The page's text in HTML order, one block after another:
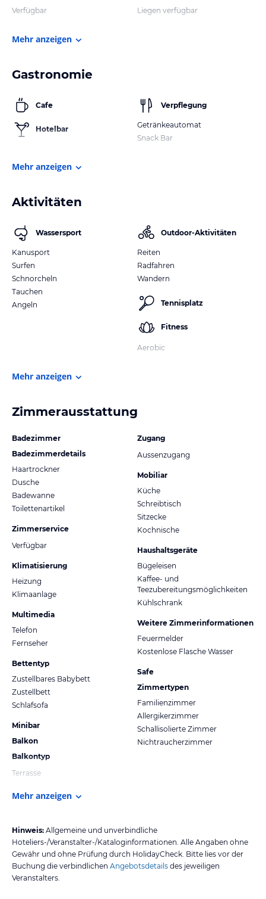
Verfügbar Liegen verfügbar
Mehr anzeigen
Gastronomie
Cafe
Hotelbar
Verpflegung
Getränkeautomat
Snack Bar
Mehr anzeigen
Aktivitäten
Wassersport
Kanusport
Surfen
Schnorcheln
Tauchen
Angeln
Outdoor-Aktivitäten
Reiten
Radfahren
Wandern
Tennisplatz
Fitness
Aerobic
Mehr anzeigen
Zimmerausstattung
Badezimmer
Badezimmerdetails
Haartrockner
Dusche
Badewanne
Toilettenartikel
Zimmerservice
Verfügbar
Klimatisierung
Heizung
Klimaanlage
Multimedia
Telefon
Fernseher
Bettentyp
Zustellbares Babybett
Zustellbett
Schlafsofa
Minibar
Balkon
Balkontyp
Terrasse
Zugang
Aussenzugang
Mobiliar
Küche
Schreibtisch
Sitzecke
Kochnische
Haushaltsgeräte
Bügeleisen
Kaffee- und
Teezubereitungsmöglichkeiten
Kühlschrank
Weitere Zimmerinformationen
Feuermelder
Kostenlose Flasche Wasser
Safe
Zimmertypen
Familienzimmer
Allergikerzimmer
Schallisolierte Zimmer
Nichtraucherzimmer
Mehr anzeigen
Hinweis: Allgemeine und unverbindliche
Hoteliers-/Veranstalter-/Kataloginformationen. Alle Angaben ohne
Gewähr und ohne Prüfung durch HolidayCheck. Bitte lies vor der
Buchung die verbindlichen Angebotsdetails des jeweiligen
Veranstalters.